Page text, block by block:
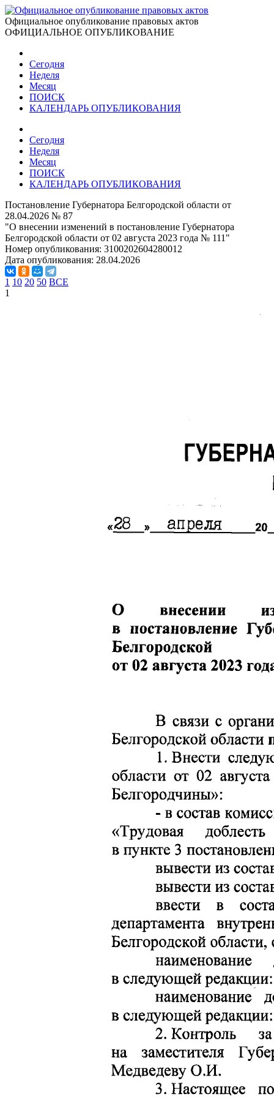
Официальное опубликование правовых актов
ОФИЦИАЛЬНОЕ ОПУБЛИКОВАНИЕ
Сегодня
Неделя
Месяц
ПОИСК
КАЛЕНДАРЬ ОПУБЛИКОВАНИЯ
Сегодня
Неделя
Месяц
ПОИСК
КАЛЕНДАРЬ ОПУБЛИКОВАНИЯ
Постановление Губернатора Белгородской области от
28.04.2026 № 87
"О внесении изменений в постановление Губернатора
Белгородской области от 02 августа 2023 года № 111"
Номер опубликования: 3100202604280012
Дата опубликования: 28.04.2026
1 10 20 50 ВСЕ
1